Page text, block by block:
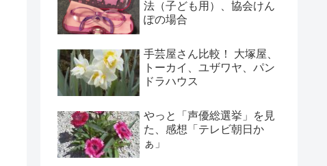
法（子ども用）、協会けん
ぽの場合
手芸屋さん比較！ 大塚屋、
トーカイ、ユザワヤ、パン
ドラハウス
やっと「声優総選挙」を見
た、感想「テレビ朝日か
ぁ」